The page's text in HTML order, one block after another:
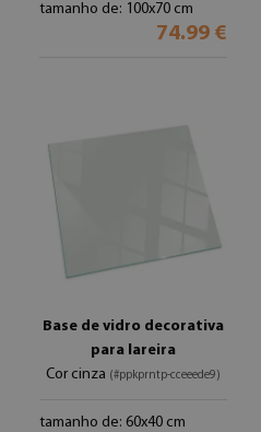
tamanho de: 100x70 cm
74.99 €
Base de vidro decorativa
para lareira
Cor cinza (#ppkprntp-cceeede9)
tamanho de: 60x40 cm